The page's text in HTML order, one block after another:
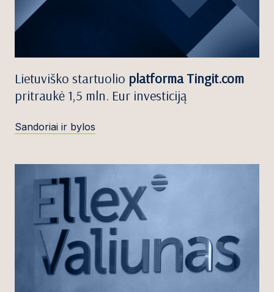
Lietuviško startuolio platforma Tingit.com
pritraukė 1,5 mln. Eur investiciją
Sandoriai ir bylos